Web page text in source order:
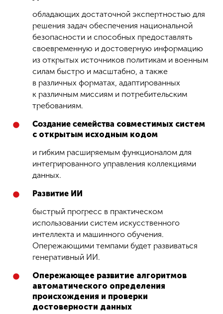
обладающих достаточной экспертностью для
решения задач обеспечения национальной
безопасности и способных предоставлять
своевременную и достоверную информацию
из открытых источников политикам и военным
силам быстро и масштабно, а также
в различных форматах, адаптированных
к различным миссиям и потребительским
требованиям.
Создание семейства совместимых систем
с откры­тым исходным кодом
и гибким расширяемым функционалом для
интегрированного управления коллекциями
данных.
Развитие ИИ
быстрый прогресс в практическом
использовании систем искусственного
интеллекта и машинного обучения.
Опережающими темпами будет развиваться
генеративный ИИ.
Опережающее развитие алгоритмов
автоматического определения
происхождения и проверки
достоверности данных